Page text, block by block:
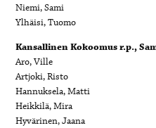
Niemi, Sami
Ylhäisi, Tuomo
Kansallinen Kokoomus r.p.,
Aro, Ville
Artjoki, Risto
Hannuksela, Matti
Heikkilä, Mira
Hyvärinen, Jaana